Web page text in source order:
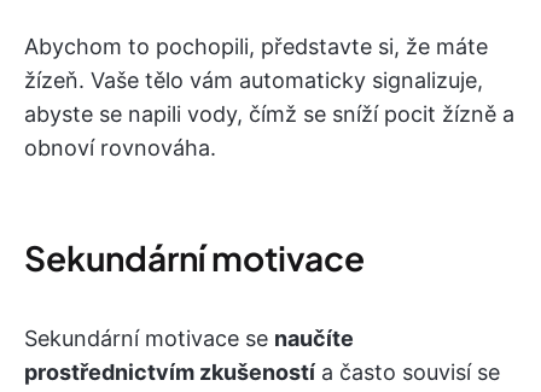
Abychom to pochopili, představte si, že máte
žízeň. Vaše tělo vám automaticky signalizuje,
abyste se napili vody, čímž se sníží pocit žízně a
obnoví rovnováha.
Sekundární motivace
Sekundární motivace se naučíte
prostřednictvím zkušeností a často souvisí se